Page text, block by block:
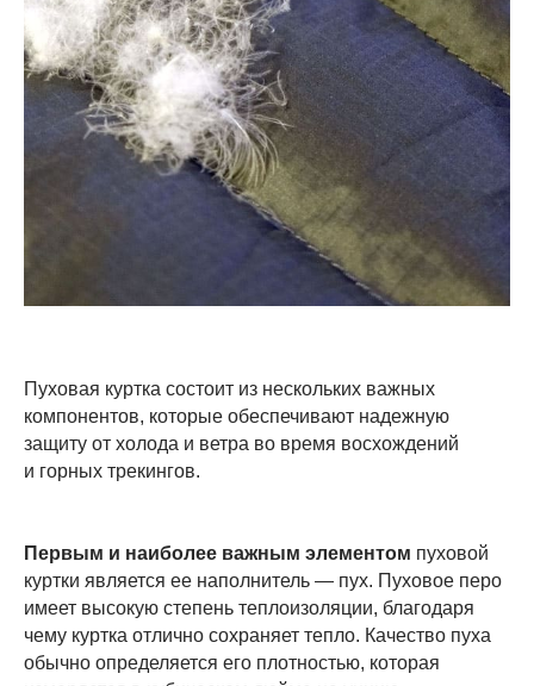
Пуховая куртка состоит из нескольких важных
компонентов, которые обеспечивают надежную
защиту от холода и ветра во время восхождений
и горных трекингов.
Первым и наиболее важным элементом пуховой
куртки является ее наполнитель — пух. Пуховое перо
имеет высокую степень теплоизоляции, благодаря
чему куртка отлично сохраняет тепло. Качество пуха
обычно определяется его плотностью, которая